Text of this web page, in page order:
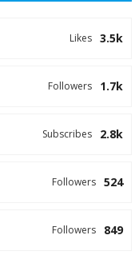
3.5k
Likes
1.7k
Followers
2.8k
Subscribes
524
Followers
849
Followers